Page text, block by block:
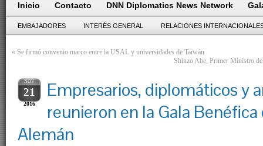
Inicio Contacto DNN Diplomatics News Network
EMBAJADORES INTERÉS GENERAL RELACIONES
« Se firmó convenio marco entre la USAL y universidades de Taiwán
Shinzo Abe, Primer Ministro
NOV
21
2016
Empresarios, diplomáticos y
reunieron en la Gala
Alemán